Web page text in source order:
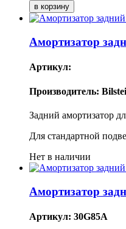
Амортизатор
Артикул:
Производитель:
Задний амортизатор
Для стандартной
Нет в наличии
Амортизатор
Артикул: 30G85A